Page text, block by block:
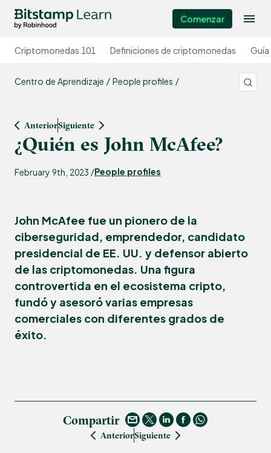
Comenzar
Criptomonedas 101 Definiciones de criptomonedas
Centro de Aprendizaje People profiles
AnteriorSiguiente
¿Quién es John McAfee?
February 9th, 2023 /People profiles
John McAfee fue un pionero de la
ciberseguridad, emprendedor, candidato
presidencial de EE. UU. y defensor abierto
de las criptomonedas. Una figura
controvertida en el ecosistema cripto,
fundó y asesoró varias empresas
comerciales con diferentes grados de
éxito.
Compartir
AnteriorSiguiente